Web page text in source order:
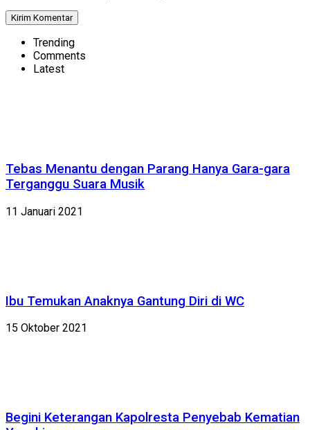
Trending
Comments
Latest
Tebas Menantu dengan Parang Hanya Gara-gara
Terganggu Suara Musik
11 Januari 2021
Ibu Temukan Anaknya Gantung Diri di WC
15 Oktober 2021
Begini Keterangan Kapolresta Penyebab Kematian